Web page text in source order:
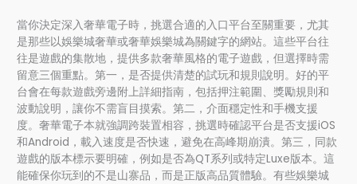
當你決定深入奢華電子時，挑選合適的入口平台至關重要，尤其
是那些以娛樂城奢華或奢華娛樂城為關鍵字的網站。這些平台往
往是遊戲的集散地，提供多款奢華風格的電子遊戲，但選擇時需
留意三個重點。第一，是否提供清楚的試玩和規則說明。好的平
台會在每款遊戲旁邊附上詳細指南，包括押注範圍、獎勵規則和
波動說明，讓你不需盲目摸索。第二，介面穩定性和手機支援
度。奢華電子本就強調跨裝置相容，挑選時確認平台是否支援iOS
和Android，載入速度是否快速，避免在高峰期崩潰。第三，同款
遊戲的版本標示要明確，例如是否為QT系列或特定Luxe版本。這
能確保你玩到的不是山寨品，而是正版高品質體驗。有些娛樂城